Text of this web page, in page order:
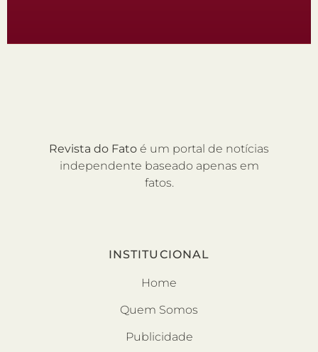
Revista do Fato é um portal de notícias
independente baseado apenas em
fatos.
INSTITUCIONAL
Home
Quem Somos
Publicidade